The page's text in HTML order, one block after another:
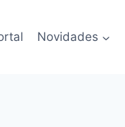
Novidades